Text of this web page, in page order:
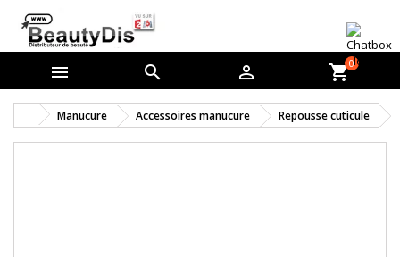
   shopping_cart0
Manucure Accessoires manucure Repousse cuticule